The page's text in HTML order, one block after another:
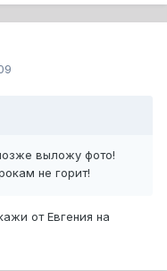
выложу фото!
не горит!
от Евгения на